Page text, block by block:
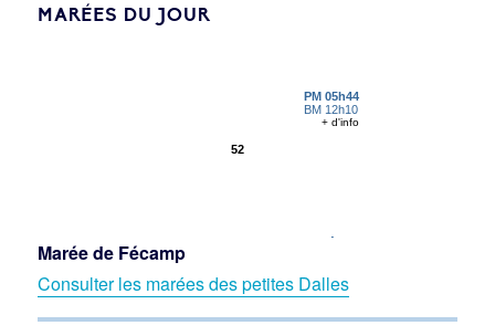
MARÉES DU JOUR
Marée de Fécamp
Consulter les marées des petites Dalles